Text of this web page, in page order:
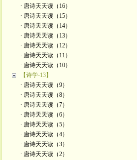
· 唐诗天天读（16）
· 唐诗天天读（15）
· 唐诗天天读（14）
· 唐诗天天读（13）
· 唐诗天天读（12）
· 唐诗天天读（11）
· 唐诗天天读（10）
【诗学-13】
· 唐诗天天读（9）
· 唐诗天天读（8）
· 唐诗天天读（7）
· 唐诗天天读（6）
· 唐诗天天读（5）
· 唐诗天天读（4）
· 唐诗天天读（3）
· 唐诗天天读（2）